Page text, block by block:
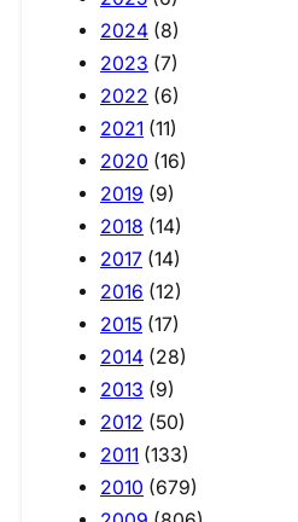
2024 (8)
2023 (7)
2022 (6)
2021 (11)
2020 (16)
2019 (9)
2018 (14)
2017 (14)
2016 (12)
2015 (17)
2014 (28)
2013 (9)
2012 (50)
2011 (133)
2010 (679)